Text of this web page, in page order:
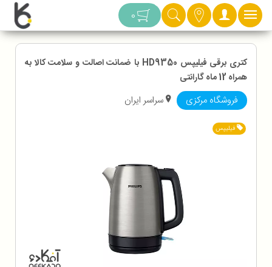
دسته بندی 0
کتری برقی فیلیپس HD9350 با ضمانت اصالت و سلامت کالا به
همراه 12 ماه گارانتی
فروشگاه مرکزی سراسر ایران
فیلیپس